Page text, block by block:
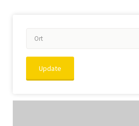
Update